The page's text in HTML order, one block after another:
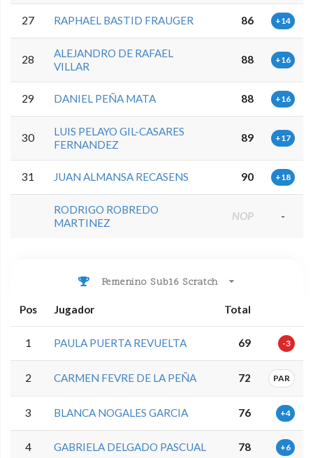
27 RAPHAEL BASTID FRAUGER 86 +14
28
ALEJANDRO DE RAFAEL
VILLAR
88 +16
29 DANIEL PEÑA MATA 88 +16
30
LUIS PELAYO GIL-CASARES
FERNANDEZ
89 +17
31 JUAN ALMANSA RECASENS 90 +18
RODRIGO ROBREDO
MARTINEZ
NOP -
Femenino Sub16 Scratch
Pos Jugador Total
1 PAULA PUERTA REVUELTA 69 -3
2 CARMEN FEVRE DE LA PEÑA 72 PAR
3 BLANCA NOGALES GARCIA 76 +4
4 GABRIELA DELGADO PASCUAL 78 +6